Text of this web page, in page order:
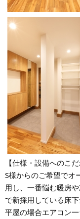
【仕様・設備へのこ
S様からのご希望でオ
用し、一番悩む暖房
で新採用している床
平屋の場合エアコン